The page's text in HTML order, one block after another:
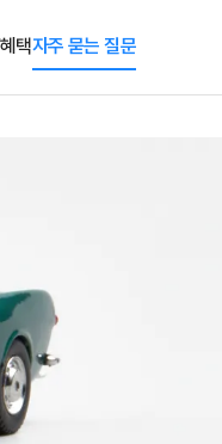
택자주 묻는 질문